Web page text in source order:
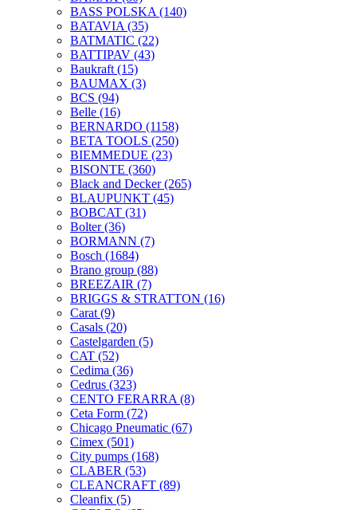
BASS POLSKA (140)
BATAVIA (35)
BATMATIC (22)
BATTIPAV (43)
Baukraft (15)
BAUMAX (3)
BCS (94)
Belle (16)
BERNARDO (1158)
BETA TOOLS (250)
BIEMMEDUE (23)
BISONTE (360)
Black and Decker(265)
BLAUPUNKT (45)
BOBCAT (31)
Bolter(36)
BORMANN (7)
Bosch (1684)
Brano group (88)
BREEZAIR (7)
BRIGGS & STRATTON (16)
Carat (9)
Casals (20)
Castelgarden (5)
CAT (52)
Cedima (36)
Cedrus (323)
CENTO FERARRA (8)
Ceta Form (72)
Chicago Pneumatic (67)
Cimex (501)
City pumps (168)
CLABER (53)
CLEANCRAFT (89)
Cleanfix (5)